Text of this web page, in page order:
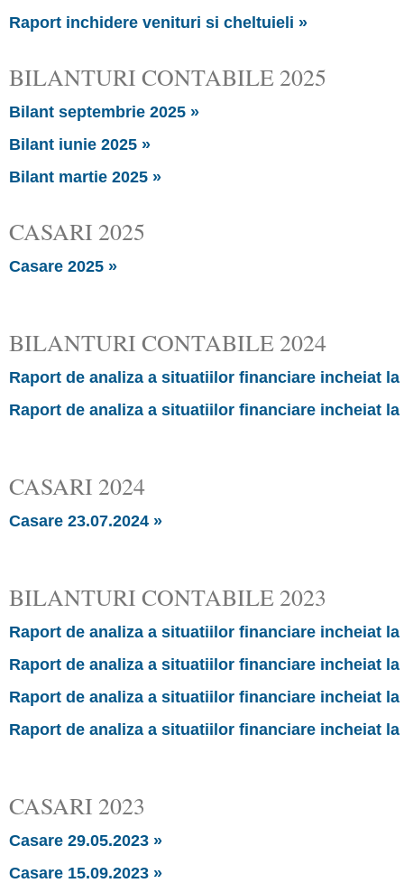
Raport inchidere venituri si cheltuieli »
BILANTURI CONTABILE 2025
Bilant septembrie 2025 »
Bilant iunie 2025 »
Bilant martie 2025 »
CASARI 2025
Casare 2025 »
BILANTURI CONTABILE 2024
Raport de analiza a situatiilor financiare incheiat la
Raport de analiza a situatiilor financiare incheiat la
CASARI 2024
Casare 23.07.2024 »
BILANTURI CONTABILE 2023
Raport de analiza a situatiilor financiare incheiat la
Raport de analiza a situatiilor financiare incheiat la
Raport de analiza a situatiilor financiare incheiat la
Raport de analiza a situatiilor financiare incheiat la
CASARI 2023
Casare 29.05.2023 »
Casare 15.09.2023 »